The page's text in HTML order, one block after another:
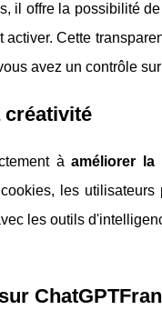
il offre la possibilité
Cette
avez un contrôle
créativité
àaméliorer la
les
les outils